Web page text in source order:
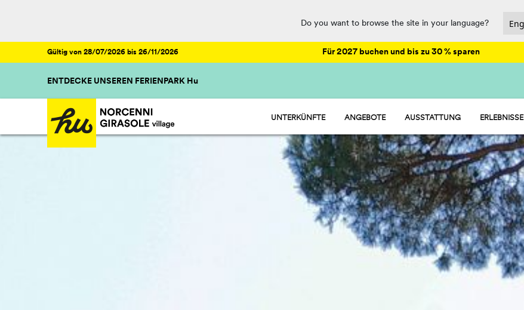
Do you want to browse the site in your language?
Gültig von 28/07/2026 bis 26/11/2026 Für 2027 buchen und bis zu 30 % sparen
ENTDECKE UNSEREN FERIENPARK Hu
UNTERKÜNFTE
HU CAMP - STELLPLÄTZE
HU GLAMP - ZELT
HU ROOM - ZIMMER
ANGEBOTE AUSSTATTUNG
GASTRONOMIE UND MARKT
SPASS
SPORT UND WELLNESS
WASSERPARKS
PET FRIENDLY
ERLEBNISSE